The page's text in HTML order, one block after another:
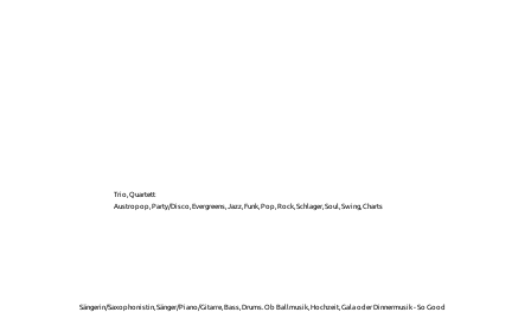
Trio, Quartett
Austropop, Party/Disco, Evergreens, Jazz, Funk, Pop, Rock, Schlager, Soul, Swing, Charts
Sängerin/Saxophonistin, Sänger/Piano/Gitarre, Bass, Drums. Ob Ballmusik, Hochzeit, Gala oder Dinnermusik - So Good